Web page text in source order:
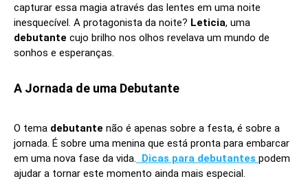
capturar essa magia através das lentes em uma noite
inesquecível. A protagonista da noite? Leticia, uma
debutante cujo brilho nos olhos revelava um mundo de
sonhos e esperanças.
A Jornada de uma Debutante
O tema debutante não é apenas sobre a festa, é sobre a
jornada. É sobre uma menina que está pronta para embarcar
em uma nova fase da vida. Dicas para debutantes podem
ajudar a tornar este momento ainda mais especial.